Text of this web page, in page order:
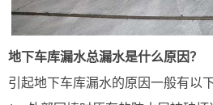
地下车库漏水总漏水是什么原因？
引起地下车库漏水的原因一般有以下